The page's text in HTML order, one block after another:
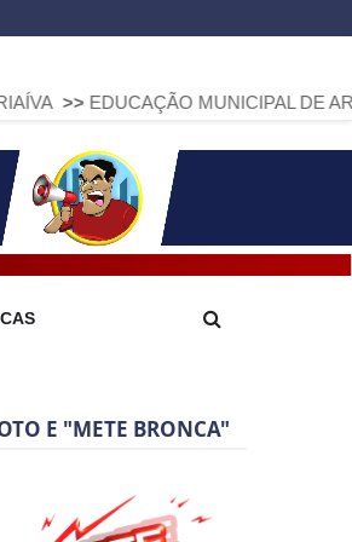
MUNICIPAL DE ARAPOTI
E "METE BRONCA"